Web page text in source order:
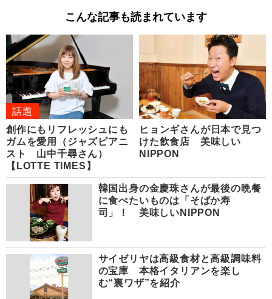
こんな記事も読まれています
話題
創作にもリフレッシュにも
ガムを愛用（ジャズピアニ
スト 山中千尋さん）
【LOTTE TIMES】
ヒョンギさんが日本で見つ
けた飲食店 美味しい
NIPPON
韓国出身の金慶珠さんが最後の晩餐
に食べたいものは「そばか寿
司」！ 美味しいNIPPON
サイゼリヤは高級食材と高級調味料
の宝庫 本格イタリアンを楽し
む“裏ワザ”を紹介